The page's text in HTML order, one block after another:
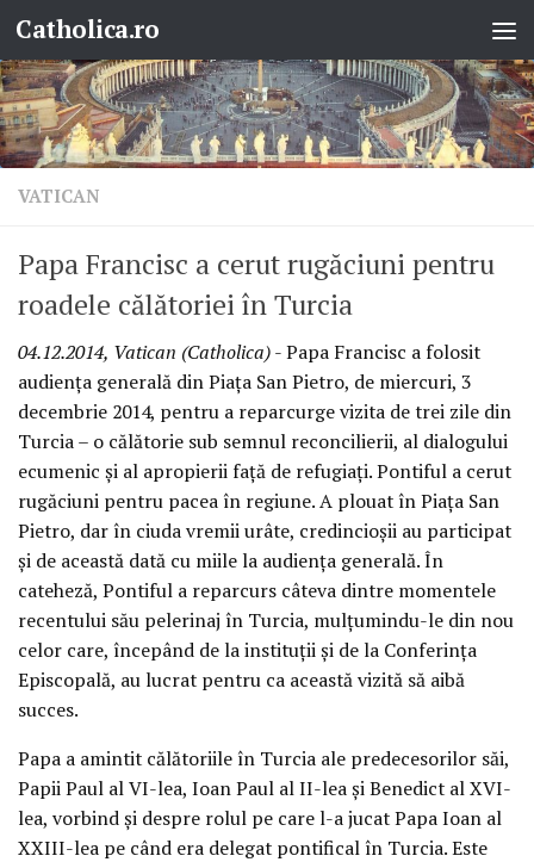
Skip to content
Catholica.ro
VATICAN
Papa Francisc a cerut rugăciuni pentru
roadele călătoriei în Turcia
04.12.2014, Vatican (Catholica)- Papa Francisc a folosit
audienţa generală din Piaţa San Pietro, de miercuri, 3
decembrie 2014, pentru a reparcurge vizita de trei zile din
Turcia – o călătorie sub semnul reconcilierii, al dialogului
ecumenic şi al apropierii faţă de refugiaţi. Pontiful a cerut
rugăciuni pentru pacea în regiune. A plouat în Piaţa San
Pietro, dar în ciuda vremii urâte, credincioşii au participat
şi de această dată cu miile la audienţa generală. În
cateheză, Pontiful a reparcurs câteva dintre momentele
recentului său pelerinaj în Turcia, mulţumindu-le din nou
celor care, începând de la instituţii şi de la Conferinţa
Episcopală, au lucrat pentru ca această vizită să aibă
succes.
Papa a amintit călătoriile în Turcia ale predecesorilor săi,
Papii Paul al VI-lea, Ioan Paul al II-lea şi Benedict al XVI-
lea, vorbind şi despre rolul pe care l-a jucat Papa Ioan al
XXIII-lea pe când era delegat pontifical în Turcia. Este